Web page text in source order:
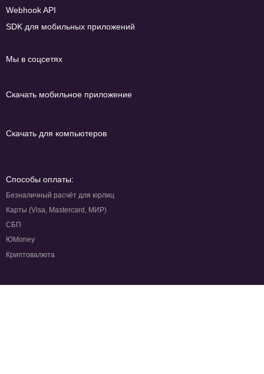
Webhook API
SDK для мобильных приложений
Мы в соцсетях
Скачать мобильное приложение
Скачать для компьютеров
Способы оплаты:
Безналичный расчёт для юрлиц
Карты (Visa, Mastercard, МИР)
СБП
ЮMoney
Криптовалюта